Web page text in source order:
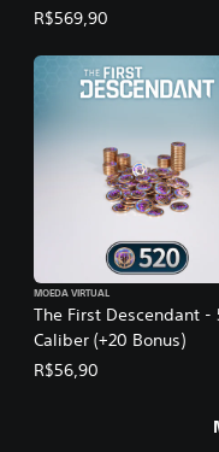
R$569,90
The First Descendant -
Caliber (+20 Bonus)
MOEDA VIRTUAL
R$56,90